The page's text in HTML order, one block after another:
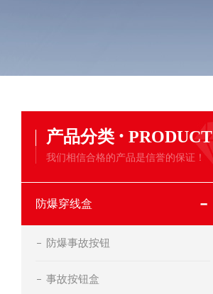
产品分类 · PRODUCT
我们相信合格的产品是信誉的保证！
防爆穿线盒
防爆事故按钮
事故按钮盒